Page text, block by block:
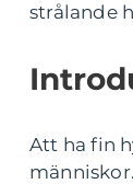
strålande
Att ha fin